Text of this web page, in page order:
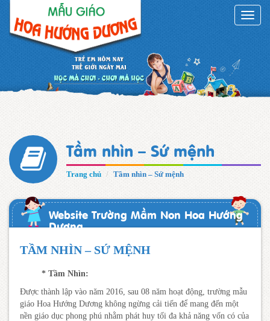
Toggle
Tầm nhìn – Sứ mệnh
Trang chủ Tầm nhìn – Sứ mệnh
Website Trường Mầm Non Hoa Hướng
Dương
TẦM NHÌN – SỨ MỆNH
* Tầm Nhìn:
Được thành lập vào năm 2016, sau 08 năm hoạt động, trường mẫu
giáo Hoa Hướng Dương không ngừng cải tiến để mang đến một
nền giáo dục phong phú nhằm phát huy tối đa khả năng vốn có của